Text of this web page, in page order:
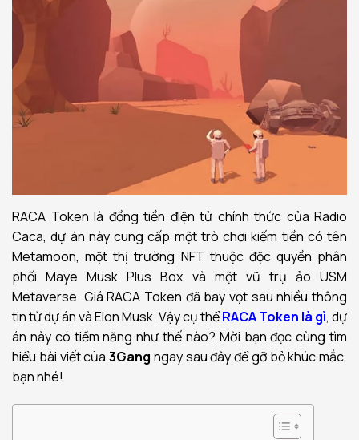
RACA Token là đồng tiền điện tử chính thức của Radio
Caca, dự án này cung cấp một trò chơi kiếm tiền có tên
Metamoon, một thị trường NFT thuộc độc quyền phân
phối Maye Musk Plus Box và một vũ trụ ảo USM
Metaverse. Giá RACA Token đã bay vọt sau nhiều thông
tin từ dự án và Elon Musk. Vậy cụ thểRACA Token là gì, dự
án này có tiềm năng như thế nào? Mời bạn đọc cùng tìm
hiểu bài viết của 3Gang ngay sau đây để gỡ bỏ khúc mắc,
bạn nhé!